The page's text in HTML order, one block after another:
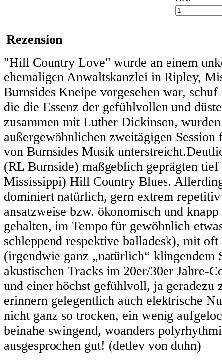
Rezension
"Hill Country Love" wurde an einem
ehemaligen Anwaltskanzlei in Ripley,
Burnsides Kneipe vorgesehen war,
die die Essenz der gefühlvollen und
zusammen mit Luther Dickinson,
außergewöhnlichen zweitägigen
von Burnsides Musik
(RL Burnside) maßgeblich geprägten
Mississippi) Hill Country Blues.
dominiert natürlich, gern extrem
ansatzweise bzw. ökonomisch und
gehalten, im Tempo für gewöhnlich
schleppend respektive balladesk), mit
(irgendwie ganz „natürlich“ klingendem
akustischen Tracks im 20er/30er Jahre-
und einer höchst gefühlvoll, ja geradezu
erinnern gelegentlich auch elektrische
nicht ganz so trocken, ein wenig
beinahe swingend, woanders
ausgesprochen gut! (detlev von duhn)